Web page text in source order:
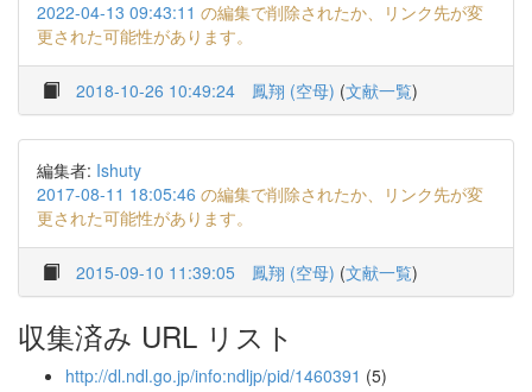
2022-04-13 09:43:11 の編集で削除されたか、リンク先が変
更された可能性があります。
2018-10-26 10:49:24 鳳翔 (空母) (文献一覧)
編集者: Ishuty
2017-08-11 18:05:46 の編集で削除されたか、リンク先が変
更された可能性があります。
2015-09-10 11:39:05 鳳翔 (空母) (文献一覧)
収集済み URL リスト
http://dl.ndl.go.jp/info:ndljp/pid/1460391 (5)